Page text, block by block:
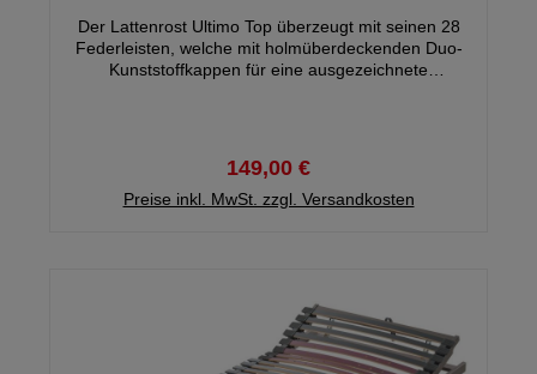
Der Lattenrost Ultimo Top überzeugt mit seinen 28
Federleisten, welche mit holmüberdeckenden Duo-
Kunststoffkappen für eine ausgezeichnete
149,00 €
Preise inkl. MwSt. zzgl. Versandkosten